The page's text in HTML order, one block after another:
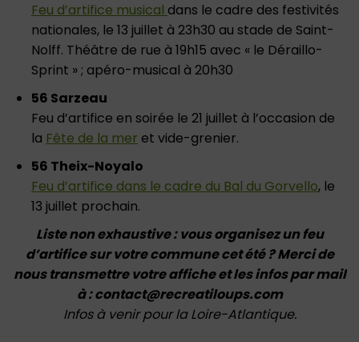
Feu d’artifice musical dans le cadre des festivités
nationales, le 13 juillet à 23h30 au stade de Saint-
Nolff. Théâtre de rue à 19h15 avec « le Déraillo-
Sprint » ; apéro-musical à 20h30
56 Sarzeau
Feu d’artifice en soirée le 21 juillet à l’occasion de
la Fête de la mer et vide-grenier.
56 Theix-Noyalo
Feu d’artifice dans le cadre du Bal du Gorvello, le
13 juillet prochain.
Liste non exhaustive : vous organisez un feu
d’artifice sur votre commune cet été ? Merci de
nous transmettre votre affiche et les infos par mail
à : contact@recreatiloups.com
Infos à venir pour la Loire-Atlantique.